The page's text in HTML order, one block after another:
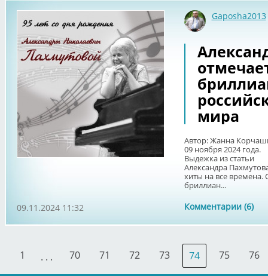
Gaposha2013
мира
Автор: Жанна
09 ноября 2024 года.
Выдежка из статьи
Александра
хиты на все времена.
бриллиан...
Комментарии (6)
09.11.2024 11:32
1 . . . 70 71 72 73 74 75 76